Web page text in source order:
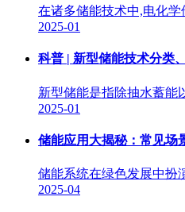
在诸多储能技术中,电化
2025-01
科普 | 新型储能技术分类
新型储能是指除抽水蓄能
2025-01
储能应用大揭秘：常见场
储能系统在绿色发展中扮
2025-04